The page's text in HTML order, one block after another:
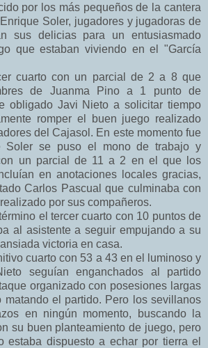
por los más pequeños de la cantera
Soler, jugadores y jugadoras de
sus delicias para un entusiasmado
que estaban viviendo en el "García
cuarto con un parcial de 2 a 8 que
de Juanma Pino a 1 punto de
obligado Javi Nieto a solicitar tiempo
romper el buen juego realizado
del Cajasol. En este momento fue
Soler se puso el mono de trabajo y
un parcial de 11 a 2 en el que los
en anotaciones locales gracias,
Carlos Pascual que culminaba con
por sus compañeros.
el tercer cuarto con 10 puntos de
al asistente a seguir empujando a su
victoria en casa.
cuarto con 53 a 43 en el luminoso y
seguían enganchados al partido
organizado con posesiones largas
matando el partido. Pero los sevillanos
en ningún momento, buscando la
su buen planteamiento de juego, pero
estaba dispuesto a echar por tierra el